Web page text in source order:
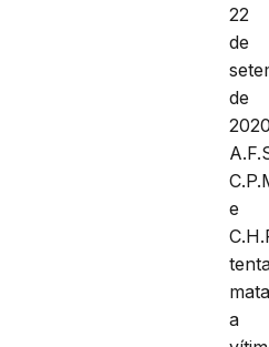
22
de
de
e
a